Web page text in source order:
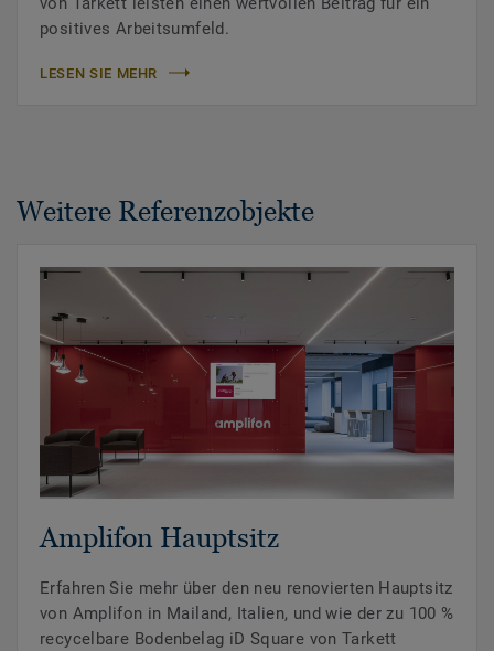
positives Arbeitsumfeld.
LESEN SIE MEHR
Weitere Referenzobjekte
Amplifon Hauptsitz
Erfahren Sie mehr über den neu renovierten Hauptsitz
von Amplifon in Mailand, Italien, und wie der zu 100 %
recycelbare Bodenbelag iD Square von Tarkett